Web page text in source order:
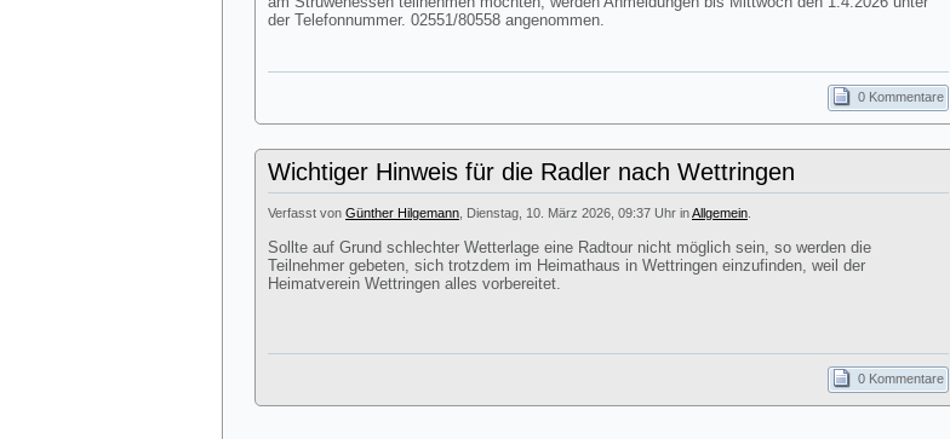
der Telefonnummer. 02551/80558 angenommen.
0 Kommentare
Wichtiger Hinweis für die Radler nach Wettringen
Verfasst von Günther Hilgemann , Dienstag, 10. März 2026, 09:37 Uhr inAllgemein
Sollte auf Grund schlechter Wetterlage eine Radtour nicht möglich sein, so werden die
Teilnehmer gebeten, sich trotzdem im Heimathaus in Wettringen einzufinden, weil der
Heimatverein Wettringen alles vorbereitet.
0 Kommentare